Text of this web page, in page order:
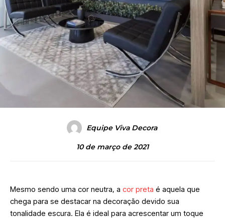
Equipe Viva Decora
10 de março de 2021
Mesmo sendo uma cor neutra, a cor preta é aquela que
chega para se destacar na decoração devido sua
tonalidade escura. Ela é ideal para acrescentar um toque